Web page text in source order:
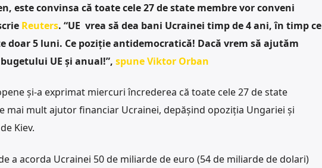
este convinsa că toate cele 27 de state membre vor conveni
Reuters. “UE vrea să dea bani Ucrainei timp de 4 ani, în timp ce
doar 5 luni. Ce poziție antidemocratică! Dacă vrem să ajutăm
UE și anual!”, spune Viktor Orban
și-a exprimat miercuri încrederea că toate cele 27 de state
mai mult ajutor financiar Ucrainei, depășind opoziția Ungariei și
Kiev.
a acorda Ucrainei 50 de miliarde de euro (54 de miliarde de dolari)